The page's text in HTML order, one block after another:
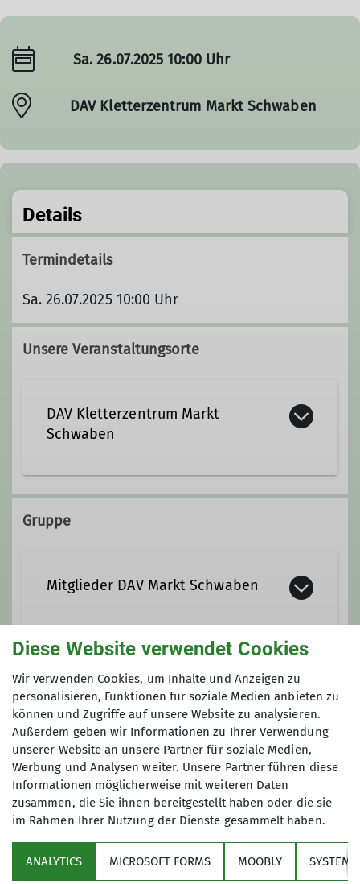
Sa. 26.07.2025 10:00 Uhr
DAV Kletterzentrum Markt Schwaben
Details
Termindetails
Sa. 26.07.2025 10:00 Uhr
Unsere Veranstaltungsorte
DAV Kletterzentrum Markt
Schwaben
Sägmühlenweg 45
Gruppe
Mitglieder DAV Markt Schwaben
Dieses Event ist offen für alle
Mitglieder unserer Sektion.
Am Turm
Details
Über den Verein
Diese Website verwendet Cookies
Wir verwenden Cookies, um Inhalte und Anzeigen zu
personalisieren, Funktionen für soziale Medien anbieten zu
können und Zugriffe auf unsere Website zu analysieren.
Außerdem geben wir Informationen zu Ihrer Verwendung
unserer Website an unsere Partner für soziale Medien,
Werbung und Analysen weiter. Unsere Partner führen diese
Informationen möglicherweise mit weiteren Daten
zusammen, die Sie ihnen bereitgestellt haben oder die sie
im Rahmen Ihrer Nutzung der Dienste gesammelt haben.
ANALYTICS MICROSOFT FORMS MOOBLY SYSTEM